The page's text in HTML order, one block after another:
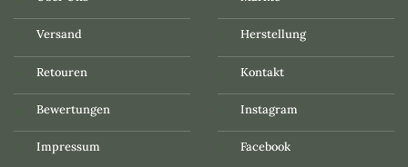
Versand
Retouren
Bewertungen
Impressum
Herstellung
Kontakt
Instagram
Facebook